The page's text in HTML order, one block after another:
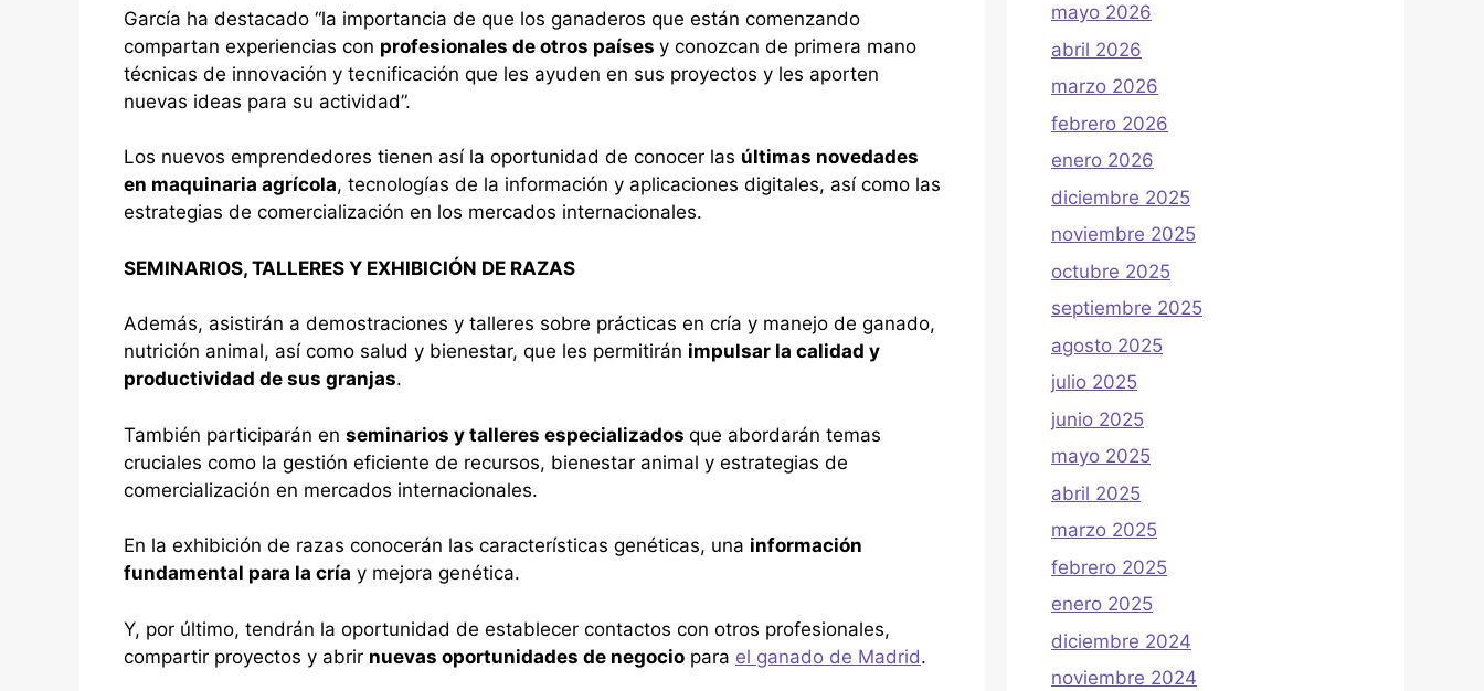
García ha destacado “la importancia de que los ganaderos que están comenzando
compartan experiencias con profesionales de otros países y conozcan de primera mano
técnicas de innovación y tecnificación que les ayuden en sus proyectos y les aporten
nuevas ideas para su actividad”.
Los nuevos emprendedores tienen así la oportunidad de conocer las últimas novedades
en maquinaria agrícola, tecnologías de la información y aplicaciones digitales, así como las
estrategias de comercialización en los mercados internacionales.
SEMINARIOS, TALLERES Y EXHIBICIÓN DE RAZAS
Además, asistirán a demostraciones y talleres sobre prácticas en cría y manejo de ganado,
nutrición animal, así como salud y bienestar, que les permitirán impulsar la calidad y
productividad de sus granjas.
También participarán en seminarios y talleres especializados que abordarán temas
cruciales como la gestión eficiente de recursos, bienestar animal y estrategias de
comercialización en mercados internacionales.
En la exhibición de razas conocerán las características genéticas, una información
fundamental para la cría y mejora genética.
Y, por último, tendrán la oportunidad de establecer contactos con otros profesionales,
compartir proyectos y abrir nuevas oportunidades de negocio para el ganado de Madrid.
mayo 2026
abril 2026
marzo 2026
febrero 2026
enero 2026
diciembre 2025
noviembre 2025
octubre 2025
septiembre 2025
agosto 2025
julio 2025
junio 2025
mayo 2025
abril 2025
marzo 2025
febrero 2025
enero 2025
diciembre 2024
noviembre 2024